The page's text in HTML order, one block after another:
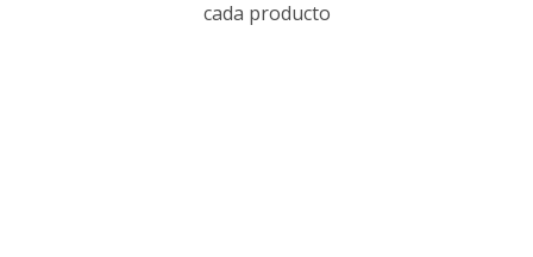
cada producto